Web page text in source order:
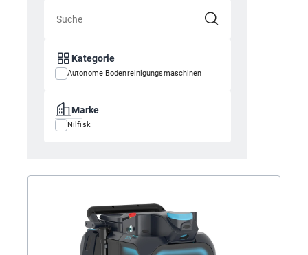
Kategorie
Autonome Bodenreinigungsmaschinen
Marke
Nilfisk